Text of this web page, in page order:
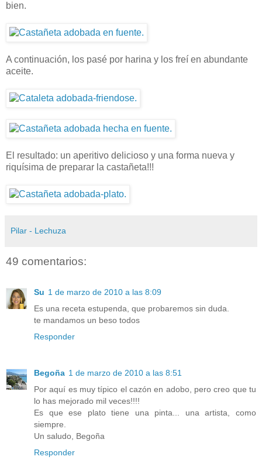
bien.
A continuación, los pasé por harina y los freí en abundante
aceite.
El resultado: un aperitivo delicioso y una forma nueva y
riquísima de preparar la castañeta!!!
Pilar - Lechuza
49 comentarios:
Su 1 de marzo de 2010 a las 8:09
Es una receta estupenda, que probaremos sin duda.
te mandamos un beso todos
Responder
Begoña 1 de marzo de 2010 a las 8:51
Por aquí es muy típico el cazón en adobo, pero creo que tu
lo has mejorado mil veces!!!!
Es que ese plato tiene una pinta... una artista, como
siempre.
Un saludo, Begoña
Responder